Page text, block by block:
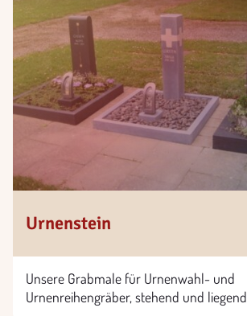
Urnenstein
Unsere Grabmale für Urnenwahl- und
Urnenreihengräber, stehend und liegend